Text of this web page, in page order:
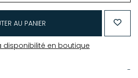
AU PANIER
disponibilité en boutique